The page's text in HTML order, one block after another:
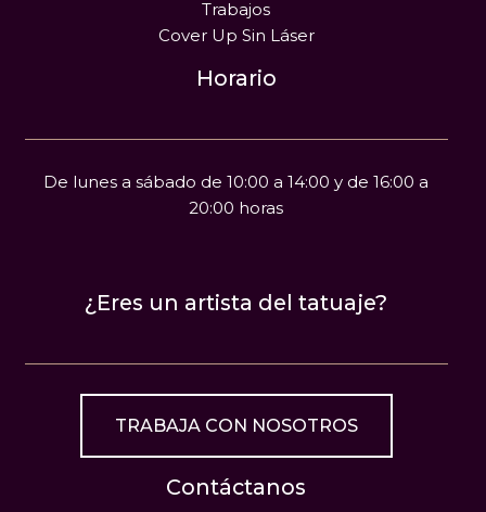
Trabajos
Cover Up Sin Láser
Horario
De lunes a sábado de 10:00 a 14:00 y de 16:00 a
20:00 horas
¿Eres un artista del tatuaje?
TRABAJA CON NOSOTROS
Contáctanos